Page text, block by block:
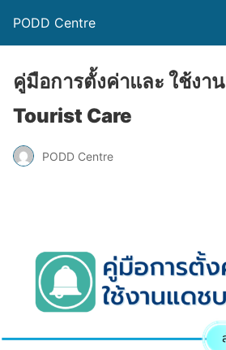
PODD Centre
คู่มือการตั้งค่าและ ใช้งา
Tourist Care
PODD Centre